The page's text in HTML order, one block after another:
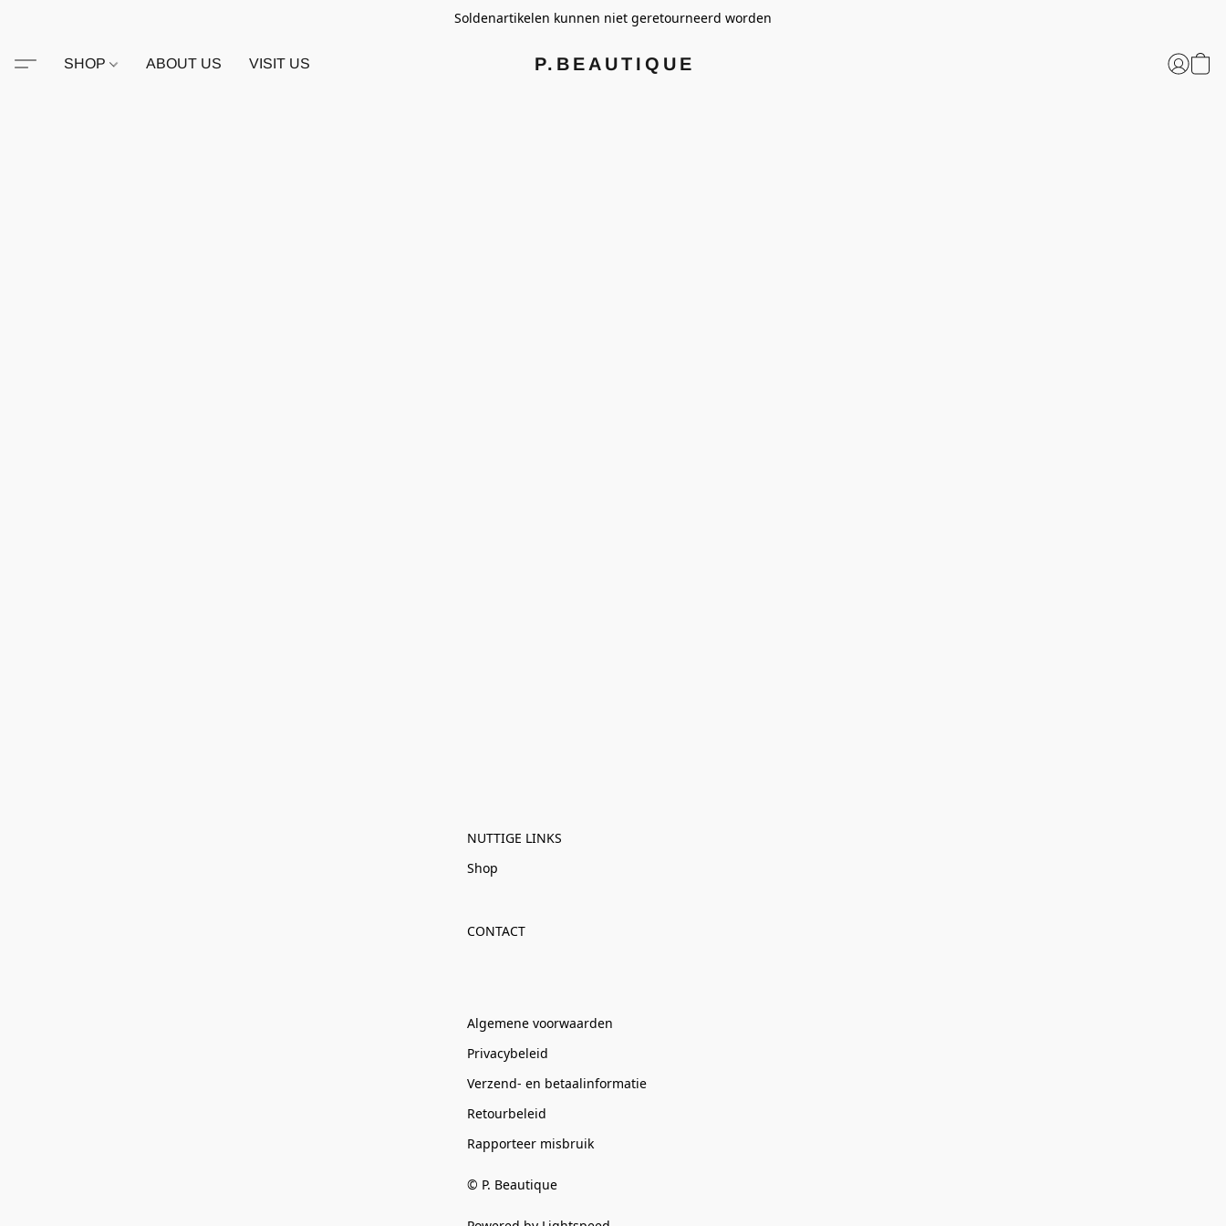
Soldenartikelen kunnen niet geretourneerd worden
P.BEAUTIQUE
SHOP ABOUT US VISIT US
NUTTIGE LINKS
Shop
CONTACT
Algemene voorwaarden
Privacybeleid
Verzend- en betaalinformatie
Retourbeleid
Rapporteer misbruik
© P. Beautique